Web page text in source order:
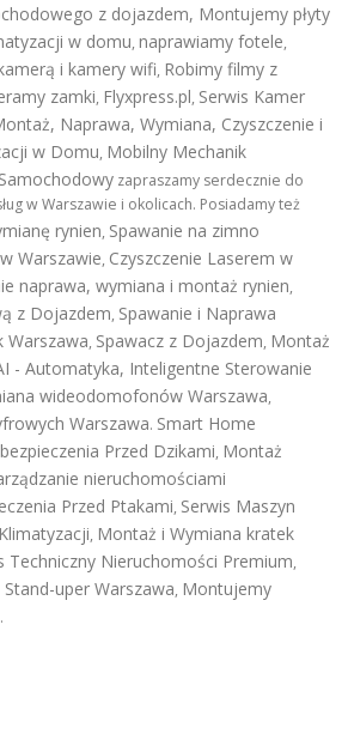
z dojazdem, Montujemy płyty
w domu, naprawiamy fotele,
i kamery wifi, Robimy filmy z
zamki, Flyxpress.pl, Serwis Kamer
Naprawa, Wymiana, Czyszczenie i
w Domu, Mobilny Mechanik
zapraszamy serdecznie do
w Warszawie i okolicach. Posiadamy też
rynien, Spawanie na zimno
Warszawie, Czyszczenie Laserem w
naprawa, wymiana i montaż rynien,
z Dojazdem, Spawanie i Naprawa
Warszawa, Spawacz z Dojazdem, Montaż
- Automatyka, Inteligentne Sterowanie
wideodomofonów Warszawa,
Warszawa. Smart Home
Przed Dzikami, Montaż
nieruchomościami
Przed Ptakami, Serwis Maszyn
, Montaż i Wymiana kratek
Techniczny Nieruchomości Premium,
uper Warszawa, Montujemy
.